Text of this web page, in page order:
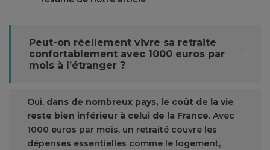
Peut-on réellement vivre sa retraite
confortablement avec 1000 euros par
mois à l’étranger ?
Oui, dans de nombreux pays, le coût de la vie
reste bien inférieur à celui de la France. Avec
1000 euros par mois, un retraité couvre les
dépenses essentielles comme le logement,